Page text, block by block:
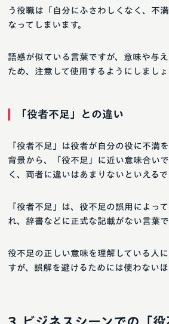
う役職は「自分にふさわしくなく、不
なってしまいます。
語感が似ている言葉ですが、意味や与
ため、注意して使用するようにしましょ
「役者不足」との違い
「役者不足」は役者が自分の役に不満
背景から、「役不足」に近い意味合い
く、両者に違いはあまりないといえるで
「役者不足」は、役不足の誤用によっ
れ、辞書などに正式な記載がない言葉で
役不足の正しい意味を理解している人
すが、誤解を避けるためには使わないほ